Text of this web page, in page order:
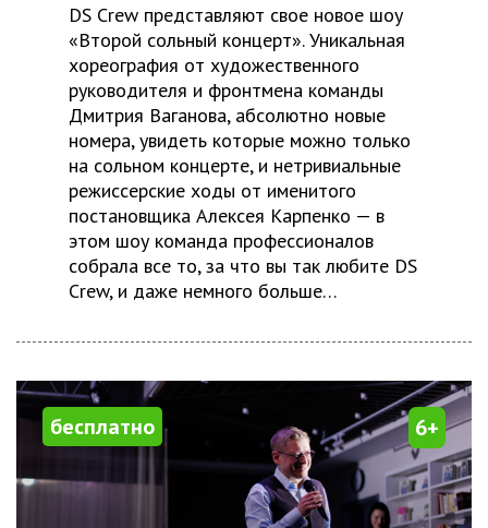
DS Crew представляют свое новое шоу
«Второй сольный концерт». Уникальная
хореография от художественного
руководителя и фронтмена команды
Дмитрия Ваганова, абсолютно новые
номера, увидеть которые можно только
на сольном концерте, и нетривиальные
режиссерские ходы от именитого
постановщика Алексея Карпенко — в
этом шоу команда профессионалов
собрала все то, за что вы так любите DS
Crew, и даже немного больше…
бесплатно 6+